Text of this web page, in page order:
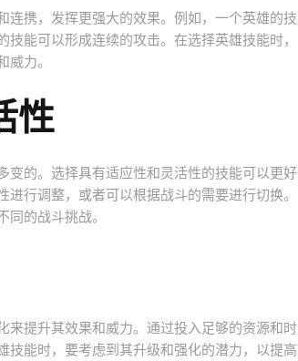
连携，发挥更强大的效果。例如，一个英雄的技
能可以形成连续的攻击。在选择英雄技能时，
力。
性
变的。选择具有适应性和灵活性的技能可以更好
行调整，或者可以根据战斗的需要进行切换。
的战斗挑战。
来提升其效果和威力。通过投入足够的资源和时
技能时，要考虑到其升级和强化的潜力，以提高